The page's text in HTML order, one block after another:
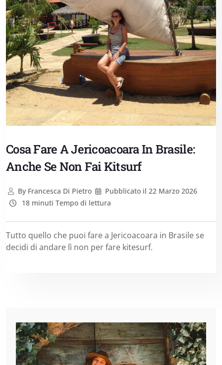
Cosa Fare A Jericoacoara In Brasile:
Anche Se Non Fai Kitsurf
ByFrancesca Di Pietro Pubblicato il 22 Marzo 2026
18 minuti Tempo di lettura
Tutto quello che puoi fare a Jericoacoara in Brasile se
decidi di andare lì non per fare kitesurf.